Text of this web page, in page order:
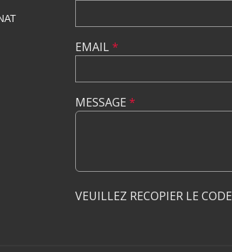
EMAIL*
MESSAGE *
VEUILLEZ RECOPIER LE CODE